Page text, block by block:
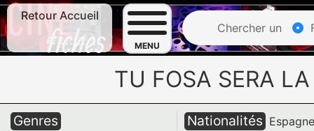
Retour Accueil
MENU
Chercher un
TU FOSA SERA
Genres Nationalités Espagne